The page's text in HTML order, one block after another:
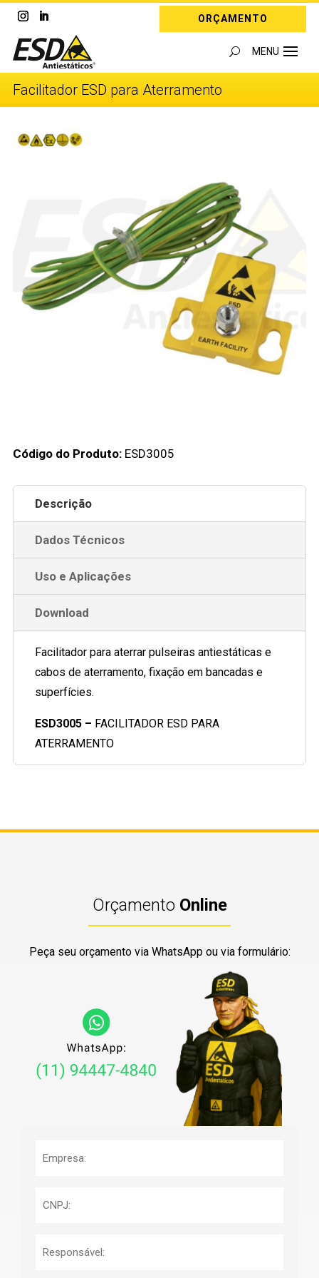
ORÇAMENTO
Facilitador ESD para Aterramento
Código do Produto:ESD3005
Descrição
Dados Técnicos
Uso e Aplicações
Download
Facilitador para aterrar pulseiras antiestáticas e
cabos de aterramento, fixação em bancadas e
superfícies.
ESD3005 – FACILITADOR ESD PARA
ATERRAMENTO
Orçamento Online
Peça seu orçamento via WhatsApp ou via formulário: